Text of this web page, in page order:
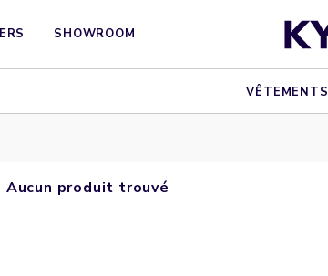
SHOWROOM
VÊTEMENTS
Aucun produit trouvé